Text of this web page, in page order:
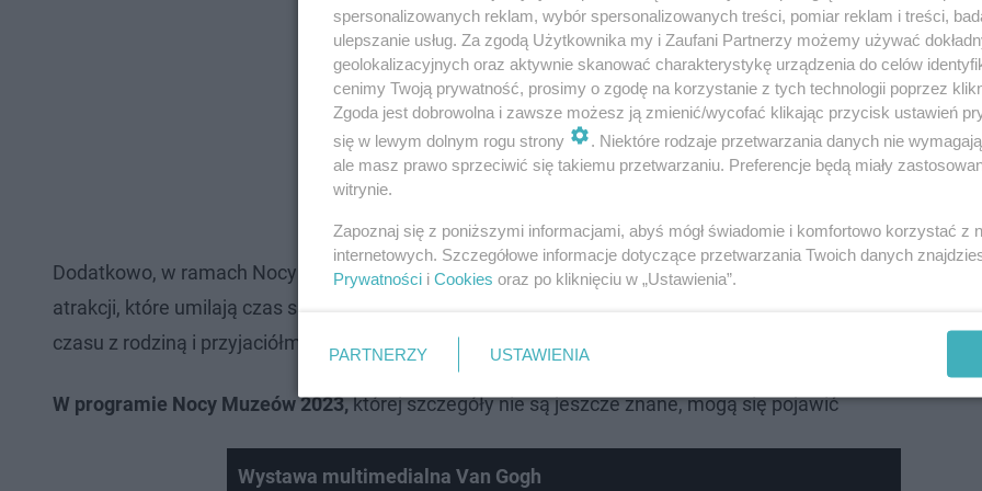
Dodatkowo, w ramach Nocy Muzeów, organizowane są także koncerty, pokazy filmowe, warsztaty i wiele
atrakcji, które umilają czas spędzany na zwiedzaniu muzeów. Impreza ta to również doskonała okazja do
czasu z rodziną i przyjaciółmi, poznania nowych ludzi oraz odkrycia tajemnic miasta.
W programie Nocy Muzeów 2023,której szczegóły nie są jeszcze znane, mogą się pojawić
Wystawa multimedialna Van Gogh
spersonalizowanych reklam, wybór spersonalizowanych treści, pomiar reklam i treści,
ulepszanie usług. Za zgodą Użytkownika my i Zaufani Partnerzy możemy używać
geolokalizacyjnych oraz aktywnie skanować charakterystykę urządzenia do celów
cenimy Twoją prywatność, prosimy o zgodę na korzystanie z tych technologii poprzez
Zgoda jest dobrowolna i zawsze możesz ją zmienić/wycofać klikając przycisk ustawień
się w lewym dolnym rogu strony
. Niektóre rodzaje przetwarzania danych nie
ale masz prawo sprzeciwić się takiemu przetwarzaniu. Preferencje będą miały
witrynie.
Zapoznaj się z poniższymi informacjami, abyś mógł świadomie i komfortowo korzystać z
internetowych. Szczegółowe informacje dotyczące przetwarzania Twoich danych
Prywatności i Cookies oraz po kliknięciu w „Ustawienia”.
PARTNERZY USTAWIENIA